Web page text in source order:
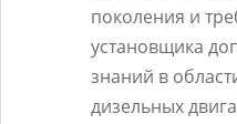
поколения и
установщика
знаний в
дизельных